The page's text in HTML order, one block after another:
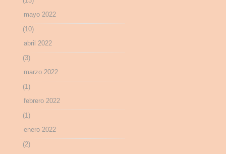
mayo 2022
(10)
abril 2022
(3)
marzo 2022
(1)
febrero 2022
(1)
enero 2022
(2)